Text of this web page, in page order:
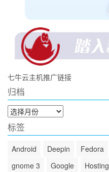
七牛云主机推广链接
归档
归
档
标签
Android Deepin Fedora
gnome 3
Google Hosting